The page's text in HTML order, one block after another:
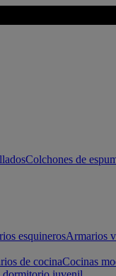
Colchones de
esquinerosArmarios
de cocinaCocinas